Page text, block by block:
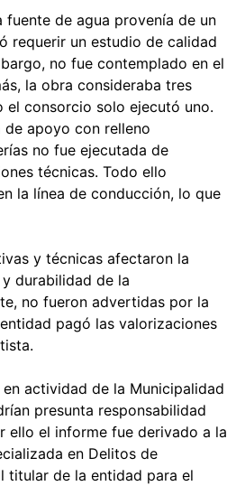
fuente de agua provenía de un
requerir un estudio de calidad
no fue contemplado en el
la obra consideraba tres
el consorcio solo ejecutó uno.
de apoyo con relleno
no fue ejecutada de
técnicas. Todo ello
la línea de conducción, lo que
y técnicas afectaron la
durabilidad de la
no fueron advertidas por la
pagó las valorizaciones
actividad de la Municipalidad
presunta responsabilidad
ello el informe fue derivado a la
en Delitos de
titular de la entidad para el